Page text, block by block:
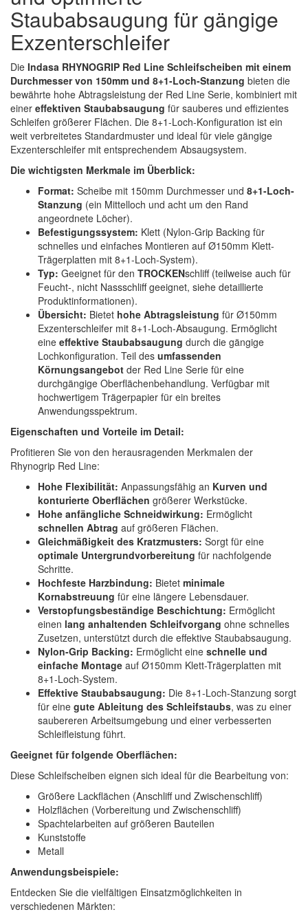
(3)
Spectral
(5)
(1)
Sundstrom
(4)
Troton
(2)
Wibeco
(1)
ZVG
Staubabsaugung für gängige
Exzenterschleifer
Die Indasa RHYNOGRIP Red Line Schleifscheiben mit einem
Durchmesser von 150mm und 8+1-Loch-Stanzung bieten die
bewährte hohe Abtragsleistung der Red Line Serie, kombiniert mit
einer effektiven Staubabsaugung für sauberes und effizientes
Schleifen größerer Flächen. Die 8+1-Loch-Konfiguration ist ein
weit verbreitetes Standardmuster und ideal für viele gängige
Exzenterschleifer mit entsprechendem Absaugsystem.
Die wichtigsten Merkmale im Überblick:
Format: Scheibe mit 150mm Durchmesser und 8+1-Loch-
Stanzung (ein Mittelloch und acht um den Rand
angeordnete Löcher).
Befestigungssystem: Klett (Nylon-Grip Backing für
schnelles und einfaches Montieren auf Ø150mm Klett-
Trägerplatten mit 8+1-Loch-System).
Typ: Geeignet für den TROCKENschliff (teilweise auch für
Feucht-, nicht Nassschliff geeignet, siehe detaillierte
Produktinformationen).
Übersicht: Bietet hohe Abtragsleistung für Ø150mm
Exzenterschleifer mit 8+1-Loch-Absaugung. Ermöglicht
eine effektive Staubabsaugung durch die gängige
Lochkonfiguration. Teil des umfassenden
Körnungsangebot der Red Line Serie für eine
durchgängige Oberflächenbehandlung. Verfügbar mit
hochwertigem Trägerpapier für ein breites
Anwendungsspektrum.
Eigenschaften und Vorteile im Detail:
Profitieren Sie von den herausragenden Merkmalen der
Rhynogrip Red Line:
Hohe Flexibilität: Anpassungsfähig an Kurven und
konturierte Oberflächen größerer Werkstücke.
Hohe anfängliche Schneidwirkung: Ermöglicht
schnellen Abtrag auf größeren Flächen.
Gleichmäßigkeit des Kratzmusters: Sorgt für eine
optimale Untergrundvorbereitung für nachfolgende
Schritte.
Hochfeste Harzbindung: Bietet minimale
Kornabstreuung für eine längere Lebensdauer.
Verstopfungsbeständige Beschichtung: Ermöglicht
einen lang anhaltenden Schleifvorgang ohne schnelles
Zusetzen, unterstützt durch die effektive Staubabsaugung.
Nylon-Grip Backing: Ermöglicht eine schnelle und
einfache Montage auf Ø150mm Klett-Trägerplatten mit
8+1-Loch-System.
Effektive Staubabsaugung: Die 8+1-Loch-Stanzung sorgt
für eine gute Ableitung des Schleifstaubs, was zu einer
saubereren Arbeitsumgebung und einer verbesserten
Schleifleistung führt.
Geeignet für folgende Oberflächen:
Diese Schleifscheiben eignen sich ideal für die Bearbeitung von:
Größere Lackflächen (Anschliff und Zwischenschliff)
Holzflächen (Vorbereitung und Zwischenschliff)
Spachtelarbeiten auf größeren Bauteilen
Kunststoffe
Metall
Anwendungsbeispiele:
Entdecken Sie die vielfältigen Einsatzmöglichkeiten in
verschiedenen Märkten: